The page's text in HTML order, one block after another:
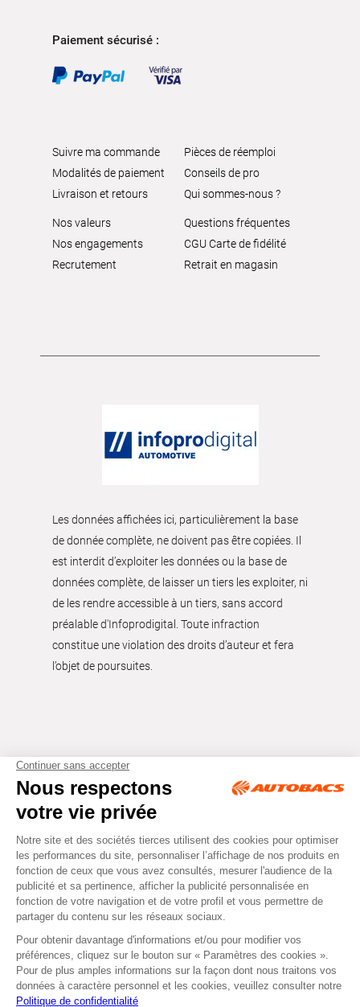
Paiement sécurisé :
Suivre ma commande
Modalités de paiement
Livraison et retours
Pièces de réemploi
Conseils de pro
Qui sommes-nous ?
Nos valeurs
Nos engagements
Recrutement
Questions fréquentes
CGU Carte de fidélité
Retrait en magasin
Les données affichées ici, particulièrement la base
de donnée complète, ne doivent pas être copiées. Il
est interdit d’exploiter les données ou la base de
données complète, de laisser un tiers les exploiter, ni
de les rendre accessible à un tiers, sans accord
préalable d'Infoprodigital. Toute infraction
constitue une violation des droits d’auteur et fera
l’objet de poursuites.
Tous droits réservés © Autobacs
Mentions légales RGPD
Cookies CGV
Facebook Instagram